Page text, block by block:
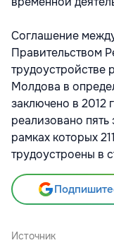
Соглашение
Правительством
трудоустройстве
Молдова в
заключено в 2012
реализовано пять
рамках которых
трудоустроены в
Источник